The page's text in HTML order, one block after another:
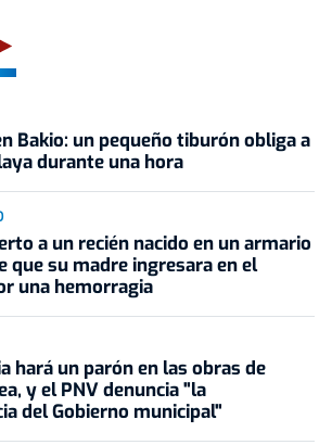
Bakio: un pequeño tiburón obliga a
durante una hora
a un recién nacido en un armario
que su madre ingresara en el
una hemorragia
hará un parón en las obras de
y el PNV denuncia "la
del Gobierno municipal"